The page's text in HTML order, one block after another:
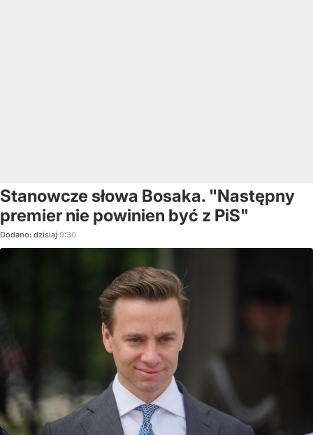
Stanowcze słowa Bosaka. "Następny
premier nie powinien być z PiS"
Dodano: dzisiaj 9:30